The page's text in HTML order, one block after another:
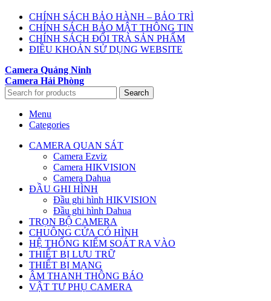
CHÍNH SÁCH BẢO HÀNH – BẢO TRÌ
CHÍNH SÁCH BẢO MẬT THÔNG TIN
CHÍNH SÁCH ĐỔI TRẢ SẢN PHẨM
ĐIỀU KHOẢN SỬ DỤNG WEBSITE
Camera Quảng Ninh
Camera Hải Phòng
Search
Menu
Categories
CAMERA QUAN SÁT
Camera Ezviz
Camera HIKVISION
Camera Dahua
ĐẦU GHI HÌNH
Đầu ghi hình HIKVISION
Đầu ghi hình Dahua
TRỌN BỘ CAMERA
CHUÔNG CỬA CÓ HÌNH
HỆ THỐNG KIỂM SOÁT RA VÀO
THIẾT BỊ LƯU TRỮ
THIẾT BỊ MẠNG
ÂM THANH THÔNG BÁO
VẬT TƯ PHỤ CAMERA